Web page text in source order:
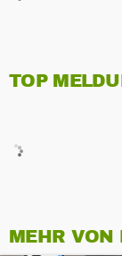
TOP
MEHR VON